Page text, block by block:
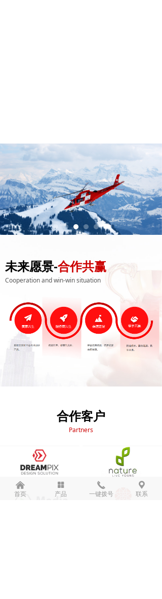
未来愿景-合作共赢
Cooperation and win-win situation
合作客户
Partners
낀
首页
넒
产品
끅
一键拨号
끇
联系